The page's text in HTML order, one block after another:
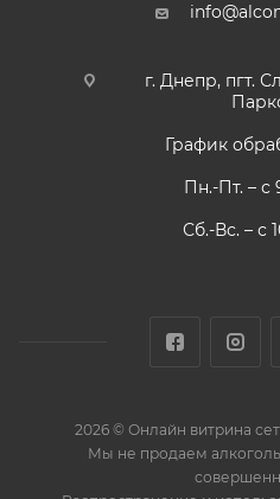
г. Днепр, пгт.
График
Пн.-Пт. – с
Сб.-Вс. – с
2026 © Онлайн витрина
Мы не продаем